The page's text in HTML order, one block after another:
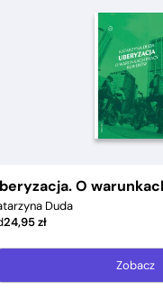
O
Duda
24,95zł
Zobacz